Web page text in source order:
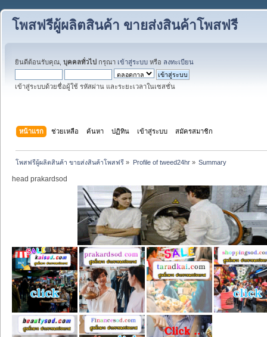
โพสฟรีผู้ผลิตสินค้า ขายส่งสินค้าโพสฟรี
ยินดีต้อนรับคุณ, บุคคลทั่วไป กรุณา เข้าสู่ระบบ หรือ ลงทะเบียน
เข้าสู่ระบบด้วยชื่อผู้ใช้ รหัสผ่าน และระยะเวลาในเซสชั่น
หน้าแรก ช่วยเหลือ ค้นหา ปฏิทิน เข้าสู่ระบบ สมัครสมาชิก
โพสฟรีผู้ผลิตสินค้า ขายส่งสินค้าโพสฟรี » Profile of tweed24hr» Summary
head prakardsod